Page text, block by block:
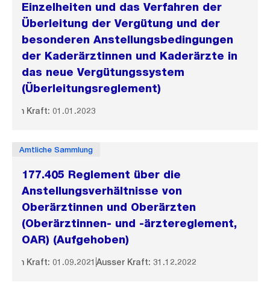
Einzelheiten und das Verfahren der
Überleitung der Vergütung und der
besonderen Anstellungsbedingungen
der Kaderärztinnen und Kaderärzte in
das neue Vergütungssystem
(Überleitungsreglement)
In Kraft: 01.01.2023
Amtliche Sammlung
177.405 Reglement über die
Anstellungsverhältnisse von
Oberärztinnen und Oberärzten
(Oberärztinnen- und -ärztereglement,
OAR) (Aufgehoben)
In Kraft: 01.09.2021 Ausser Kraft: 31.12.2022